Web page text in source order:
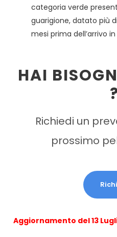
categoria verde
guarigione, datato più
mesi prima dell’arrivo in
HAI
Richiedi un
prossimo
Aggiornamento del 13